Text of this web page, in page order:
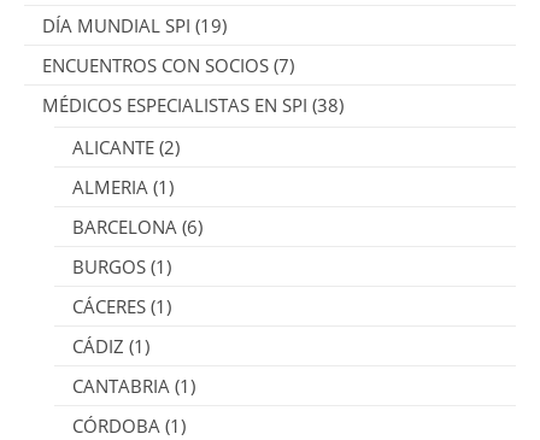
DÍA MUNDIAL SPI (19)
ENCUENTROS CON SOCIOS (7)
MÉDICOS ESPECIALISTAS EN SPI (38)
ALICANTE (2)
ALMERIA (1)
BARCELONA (6)
BURGOS (1)
CÁCERES (1)
CÁDIZ (1)
CANTABRIA (1)
CÓRDOBA (1)